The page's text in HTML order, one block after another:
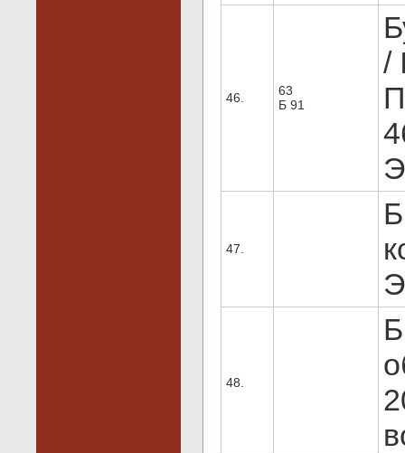
46.
63
Б 91
/
47.
48.